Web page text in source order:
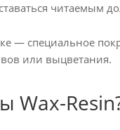
читаемым
специальное
или выцветания.
Wax-